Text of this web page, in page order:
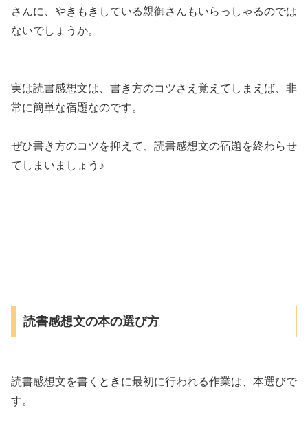
さんに、やきもきしている親御さんもいらっしゃるのでは
ないでしょうか。
実は読書感想文は、書き方のコツさえ覚えてしまえば、非
常に簡単な宿題なのです。
ぜひ書き方のコツを抑えて、読書感想文の宿題を終わらせ
てしまいましょう♪
読書感想文の本の選び方
読書感想文を書くときに最初に行われる作業は、本選びで
す。